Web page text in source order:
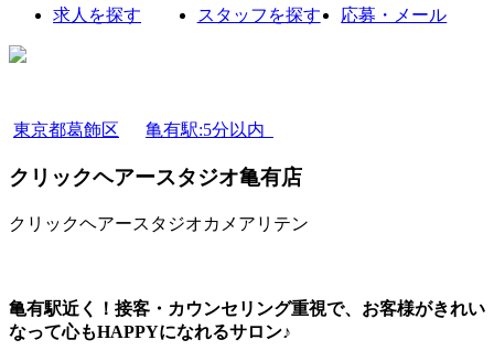
求人を探す
スタッフを探す 応募・メール
東京都葛飾区 亀有駅:5分以内
クリックヘアースタジオ亀有店
クリックヘアースタジオカメアリテン
亀有駅近く！接客・カウンセリング重視で、お客様がきれい
なって心もHAPPYになれるサロン♪